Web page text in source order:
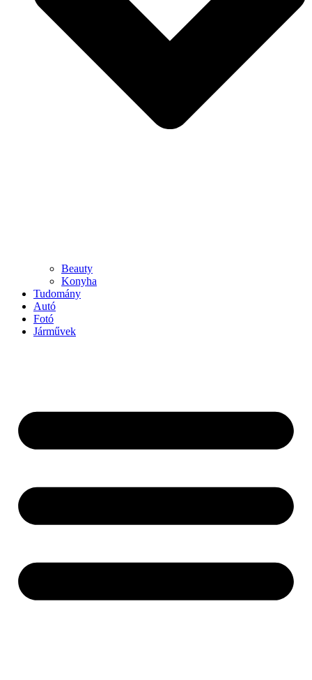
Beauty
Konyha
Tudomány
Autó
Fotó
Járművek